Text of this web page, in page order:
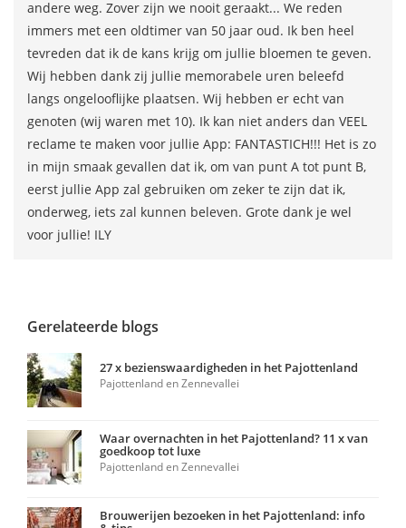
andere weg. Zover zijn we nooit geraakt... We reden
immers met een oldtimer van 50 jaar oud. Ik ben heel
tevreden dat ik de kans krijg om jullie bloemen te geven.
Wij hebben dank zij jullie memorabele uren beleefd
langs ongelooflijke plaatsen. Wij hebben er echt van
genoten (wij waren met 10). Ik kan niet anders dan VEEL
reclame te maken voor jullie App: FANTASTICH!!! Het is zo
in mijn smaak gevallen dat ik, om van punt A tot punt B,
eerst jullie App zal gebruiken om zeker te zijn dat ik,
onderweg, iets zal kunnen beleven. Grote dank je wel
voor jullie! ILY
Gerelateerde blogs
27 x bezienswaardigheden in het Pajottenland
Pajottenland en Zennevallei
Waar overnachten in het Pajottenland? 11 x van
goedkoop tot luxe
Pajottenland en Zennevallei
Brouwerijen bezoeken in het Pajottenland: info